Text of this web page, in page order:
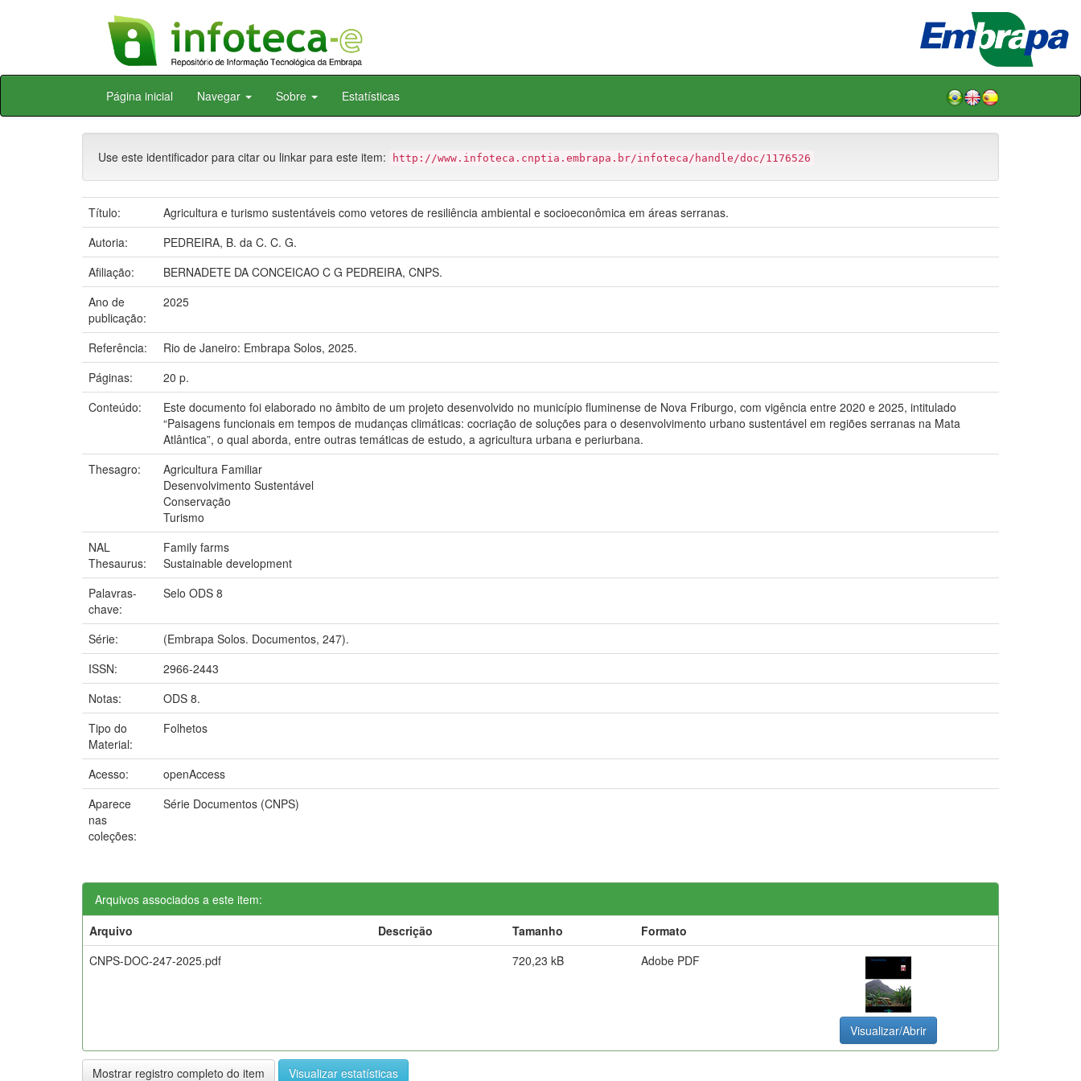
Skip
Página inicial Navegar Sobre Estatísticas
Use este identificador para citar ou linkar para este item: http://www.infoteca.cnptia.embrapa.br/infoteca/handle/doc/1176526
Título:
Agricultura e turismo sustentáveis como vetores de resiliência ambiental e socioeconômica em áreas serranas.
Autoria:
PEDREIRA, B. da C. C. G.
Afiliação:
BERNADETE DA CONCEICAO C G PEDREIRA, CNPS.
Ano de
publicação:
2025
Referência:
Rio de Janeiro: Embrapa Solos, 2025.
Páginas:
20 p.
Conteúdo:
Este documento foi elaborado no âmbito de um projeto desenvolvido no município fluminense de Nova Friburgo, com vigência entre 2020 e 2025, intitulado
“Paisagens funcionais em tempos de mudanças climáticas: cocriação de soluções para o desenvolvimento urbano sustentável em regiões serranas na Mata
Atlântica”, o qual aborda, entre outras temáticas de estudo, a agricultura urbana e periurbana.
Thesagro:
Agricultura Familiar
Desenvolvimento Sustentável
Conservação
Turismo
NAL
Thesaurus:
Family farms
Sustainable development
Palavras-
chave:
Selo ODS 8
Série:
(Embrapa Solos. Documentos, 247).
ISSN:
2966-2443
Notas:
ODS 8.
Tipo do
Material:
Folhetos
Acesso:
openAccess
Aparece
nas
coleções:
Série Documentos (CNPS)
Arquivos associados a este item:
Arquivo
Descrição Tamanho
Formato
CNPS-DOC-247-2025.pdf
720,23 kB Adobe PDF
Visualizar/Abrir
Mostrar registro completo do item Visualizar estatísticas